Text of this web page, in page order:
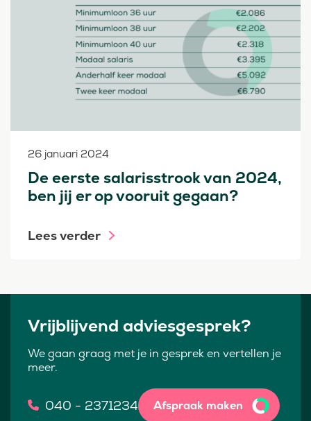
26 januari 2024
De eerste salarisstrook van 2024,
ben jij er op vooruit gegaan?
Lees verder
Vrijblijvend adviesgesprek?
We gaan graag met je in gesprek en vertellen je
meer.
040 - 2371234 Afspraak maken